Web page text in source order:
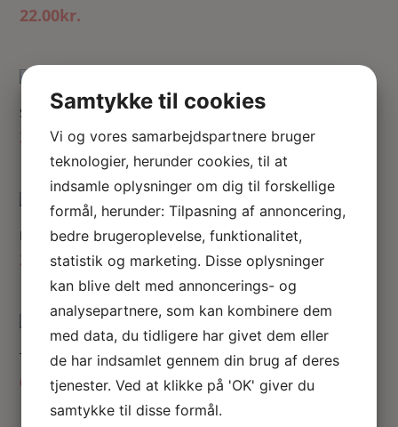
22.00kr.
Stearinlys-flamme ledning m pære
32.00kr.
Ris-korn ledning m pære
30.00kr.
Traditionel fatning og pære
65.00kr.
Samtykke til cookies
Vi og vores samarbejdspartnere bruger
teknologier, herunder cookies, til at
indsamle oplysninger om dig til forskellige
formål, herunder: Tilpasning af annoncering,
bedre brugeroplevelse, funktionalitet,
statistik og marketing. Disse oplysninger
kan blive delt med annoncerings- og
analysepartnere, som kan kombinere dem
med data, du tidligere har givet dem eller
de har indsamlet gennem din brug af deres
tjenester. Ved at klikke på 'OK' giver du
samtykke til disse formål.